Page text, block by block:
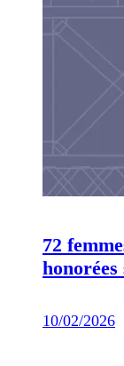
72
10/02/2026